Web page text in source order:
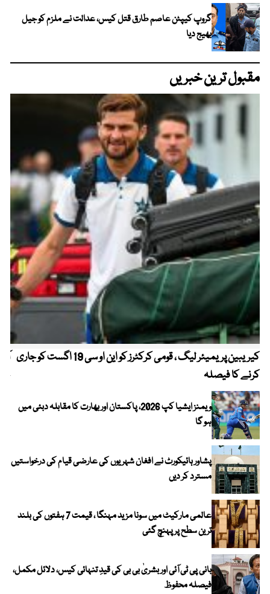
گروپ کیپٹن عاصم طارق قتل کیس، عدالت نے ملزم کو جیل
بھیج دیا
مقبول ترین خبریں
کیریبین پریمیئر لیگ ، قومی کرکٹرز کو این او سی 19 اگست کو جاری
کرنے کا فیصلہ
ویمنز ایشیا کپ 2026، پاکستان اور بھارت کا مقابلہ دبئی میں
ہو گا
پشاور ہائیکورٹ نے افغان شہریوں کی عارضی قیام کی درخواستیں
مسترد کر دیں
عالمی مارکیٹ میں سونا مزید مہنگا ، قیمت 7 ہفتوں کی بلند
ترین سطح پر پہنچ گئی
بانی پی ٹی آئی اور بشریٰ بی بی کی قیدِ تنہائی کیس، دلائل مکمل،
فیصلہ محفوظ